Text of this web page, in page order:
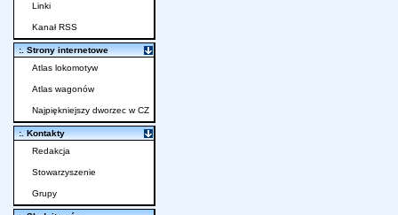
Linki
Kanał RSS
:. Strony internetowe
Atlas lokomotyw
Atlas wagonów
Najpiękniejszy dworzec w CZ
:. Kontakty
Redakcja
Stowarzyszenie
Grupy